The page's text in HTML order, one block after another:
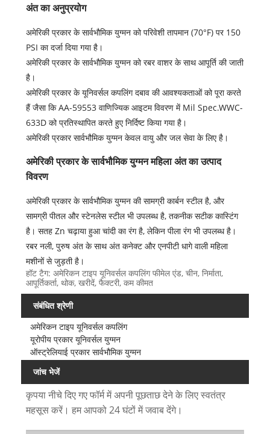
अंत का अनुप्रयोग
अमेरिकी प्रकार के सार्वभौमिक युग्मन को परिवेशी तापमान (70°F) पर 150
PSI का दर्जा दिया गया है।
अमेरिकी प्रकार के सार्वभौमिक युग्मन को रबर वाशर के साथ आपूर्ति की जाती
है।
अमेरिकी प्रकार के यूनिवर्सल कपलिंग दबाव की आवश्यकताओं को पूरा करते
हैं जैसा कि AA-59553 वाणिज्यिक आइटम विवरण में Mil Spec.WWC-
633D को प्रतिस्थापित करते हुए निर्दिष्ट किया गया है।
अमेरिकी प्रकार सार्वभौमिक युग्मन केवल वायु और जल सेवा के लिए है।
अमेरिकी प्रकार के सार्वभौमिक युग्मन महिला अंत का उत्पाद
विवरण
अमेरिकी प्रकार के सार्वभौमिक युग्मन की सामग्री कार्बन स्टील है, और
सामग्री पीतल और स्टेनलेस स्टील भी उपलब्ध है, तकनीक सटीक कास्टिंग
है। सतह Zn चढ़ाया हुआ चांदी का रंग है, लेकिन पीला रंग भी उपलब्ध है।
रबर नली, पुरुष अंत के साथ अंत कनेक्ट और एनपीटी धागे वाली महिला
मशीनों से जुड़ती है।
हॉट टैग: अमेरिकन टाइप यूनिवर्सल कपलिंग फीमेल एंड, चीन, निर्माता,
आपूर्तिकर्ता, थोक, खरीदें, फैक्टरी, कम कीमत
संबंधित श्रेणी
अमेरिकन टाइप यूनिवर्सल कपलिंग
यूरोपीय प्रकार यूनिवर्सल युग्मन
ऑस्ट्रेलियाई प्रकार सार्वभौमिक युग्मन
जांच भेजें
कृपया नीचे दिए गए फॉर्म में अपनी पूछताछ देने के लिए स्वतंत्र
महसूस करें। हम आपको 24 घंटों में जवाब देंगे।